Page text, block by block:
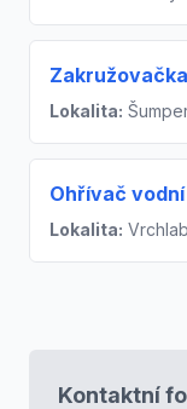
Lokalita:
Ohřívač
Lokalita:
Kontaktní